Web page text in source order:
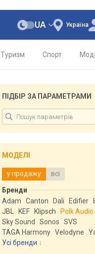
Україна
UA
Туризм Спорт
ПІДБІР ЗА ПАРАМЕТРАМИ
МОДЕЛІ
у продажу всі
Бренди
Adam
Canton Dali Edifier
JBL
KEF Klipsch Polk Audio
Sky Sound
Sonos
SVS
TAGA Harmony Velodyne
Усі бренди